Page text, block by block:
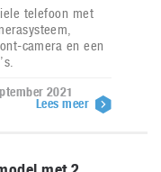
telefoon met
camera en een
2021
Lees meer